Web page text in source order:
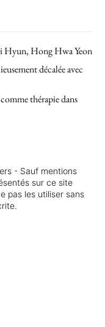
Hyun, Hong Hwa Yeon
décalée avec
thérapie dans
- Sauf mentions
sur ce site
pas les utiliser sans